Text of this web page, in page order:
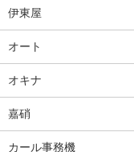
伊東屋
オート
オキナ
嘉硝
カール事務機